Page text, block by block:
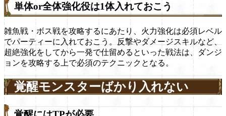
単体or全体強化役は1体入れておこう
雑魚戦・ボス戦を攻略するにあたり、火力強化は必須レベル
でパーティーに入れておこう。反撃やダメージスキルなど、
超絶強化をしてから一発で仕留めるといった戦法は、ダンジ
ョンを攻略する上で必須のテクニックとなる。
覚醒モンスターばかり入れない